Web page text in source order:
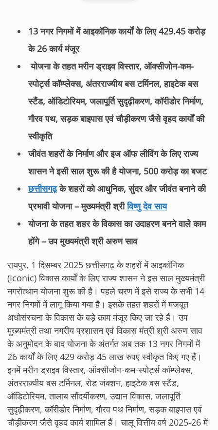
13 नगर निगमों में आइकॉनिक कार्यों के लिए 429.45 करोड़
के 26 कार्य मंजूर
योजना के तहत मरीन ड्राइव विस्तार, ऑक्सीजोन-कम-
स्पोर्ट्स कॉम्प्लेक्स, अंतरराज्यीय बस टर्मिनल, हाइटेक बस
स्टैंड, ऑडिटोरियम, जलापूर्ति सुदृढ़ीकरण, कॉरीडोर निर्माण,
गौरव पथ, सड़क बाइपास एवं चौड़ीकरण जैसे वृहद कार्यों की
स्वीकृति
जीवंत शहरों के निर्माण और इज ऑफ लीविंग के लिए राज्य
शासन ने इसी साल शुरू की है योजना, 500 करोड़ का बजट
छत्तीसगढ़के शहरों को आधुनिक, सुंदर और जीवंत बनाने की
प्रभावी योजना – मुख्यमंत्री श्रीविष्णु देव साय
योजना के तहत शहर के विकास का उदाहरण बनने वाले काम
होंगे – उप मुख्यमंत्री श्री अरुण साव
रायपुर, 1 दिसम्बर 2025 छत्तीसगढ़ के शहरों में आइकॉनिक
(Iconic) विकास कार्यों के लिए राज्य शासन ने इस साल मुख्यमंत्री
नगरोत्थान योजना शुरू की है। पहले चरण में इसे राज्य के सभी 14
नगर निगमों में लागू किया गया है। इसके तहत शहरों में मजबूत
अधोसंरचना के विकास के बड़े काम मंजूर किए जा रहे हैं। उप
मुख्यमंत्री तथा नगरीय प्रशासन एवं विकास मंत्री श्री अरुण साव
के अनुमोदन के बाद योजना के अंतर्गत अब तक 13 नगर निगमों में
26 कार्यों के लिए 429 करोड़ 45 लाख रुपए स्वीकृत किए गए हैं।
इनमें मरीन ड्राइव विस्तार, ऑक्सीजोन-कम-स्पोर्ट्स कॉम्प्लेक्स,
अंतरराज्यीय बस टर्मिनल, रोड जंक्शन, हाइटेक बस स्टैंड,
ऑडिटोरियम, तालाब सौंदर्यीकरण, उद्यान विकास, जलापूर्ति
सुदृढ़ीकरण, कॉरीडोर निर्माण, गौरव पथ निर्माण, सड़क बाइपास एवं
चौड़ीकरण जैसे वृहद कार्य शामिल हैं। चालू वित्तीय वर्ष 2025-26 में